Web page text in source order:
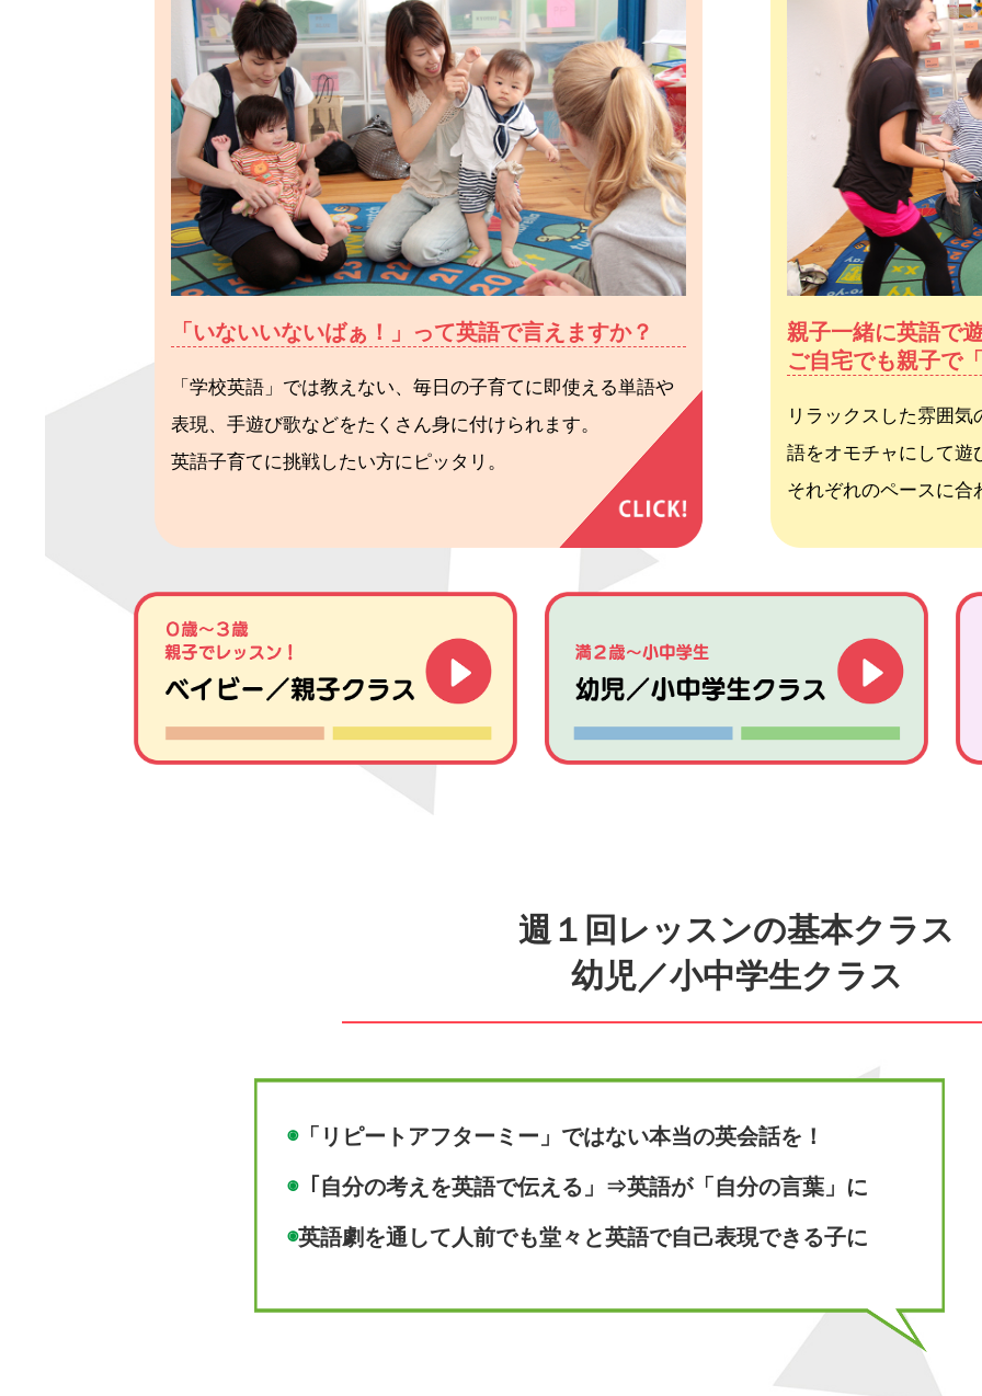
「いないいないばぁ！」って英語で言えますか？
「学校英語」では教えない、毎日の子育てに即使える単語や
表現、手遊び歌などをたくさん身に付けられます。
英語子育てに挑戦したい方にピッタリ。
親子一緒に英語で
ご自宅でも親子で
リラックスした雰囲
語をオモチャにして遊
それぞれのペースに合
週１回レッスンの基本クラス
幼児／小中学生クラス
◉「リピートアフターミー」ではない本当の英会話を！
◉「自分の考えを英語で伝える」⇒英語が「自分の言葉」に
◉英語劇を通して人前でも堂々と英語で自己表現できる子に